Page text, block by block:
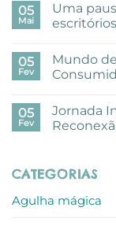
05
Mai
Uma
em
Uma
pausa
aguarelas
nos
escritórios
05
Fev
Mundo
em
Mundo
de
Escolha
do
05
Fev
Jornada
Jornada
Imersiva
Auto-
CATEGORIAS
Agulha mágica